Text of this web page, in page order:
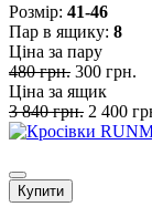
Розмiр: 41-46
Пар в ящику: 8
Ціна за пару
480 грн. 300 грн.
Ціна за ящик
3 840 грн. 2 400
Купити